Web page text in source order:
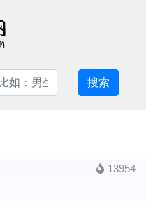
搜索
13954